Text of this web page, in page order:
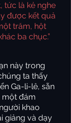
tức là kẻ nghe
được kết quả
trăm, hột
ba chục.”
này trong
ta thấy
Ga-li-lê, sẵn
một đám
khao
giảng và dạy